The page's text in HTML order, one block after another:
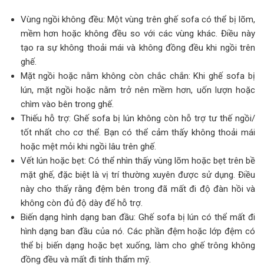
Vùng ngồi không đều: Một vùng trên ghế sofa có thể bị lõm,
mềm hơn hoặc không đều so với các vùng khác. Điều này
tạo ra sự không thoải mái và không đồng đều khi ngồi trên
ghế.
Mặt ngồi hoặc nằm không còn chắc chắn: Khi ghế sofa bị
lún, mặt ngồi hoặc nằm trở nên mềm hơn, uốn lượn hoặc
chìm vào bên trong ghế.
Thiếu hỗ trợ: Ghế sofa bị lún không còn hỗ trợ tư thế ngồi/
tốt nhất cho cơ thể. Bạn có thể cảm thấy không thoải mái
hoặc mệt mỏi khi ngồi lâu trên ghế.
Vết lún hoặc bẹt: Có thể nhìn thấy vùng lõm hoặc bẹt trên bề
mặt ghế, đặc biệt là vị trí thường xuyên được sử dụng. Điều
này cho thấy rằng đệm bên trong đã mất đi độ đàn hồi và
không còn đủ độ dày để hỗ trợ.
Biến dạng hình dạng ban đầu: Ghế sofa bị lún có thể mất đi
hình dạng ban đầu của nó. Các phần đệm hoặc lớp đệm có
thể bị biến dạng hoặc bẹt xuống, làm cho ghế trông không
đồng đều và mất đi tính thẩm mỹ.